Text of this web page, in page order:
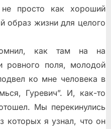
просто как хороший
образ жизни для целого
как там на на
ровного поля, молодой
ко мне человека в
Гуревич”. И, как-то
Мы перекинулись
которых я узнал, что он